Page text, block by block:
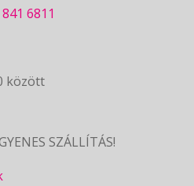
6811
között
SZÁLLÍTÁS!